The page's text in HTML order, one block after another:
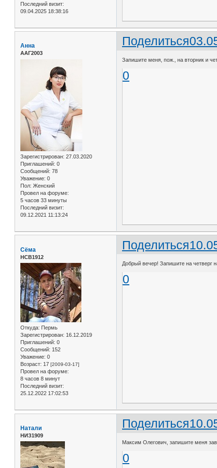
Последний визит:
09.04.2025 18:38:16
Поделиться
Анна
ААГ2003
Зарегистрирован: 27.03.2020
Приглашений: 0
Сообщений: 78
Уважение: 0
Пол: Женский
Провел на форуме:
5 часов 33 минуты
Последний визит:
09.12.2021 11:13:24
Запишите меня, пож., на вторник и
0
Поделиться
Сёма
НСВ1912
Откуда: Пермь
Зарегистрирован: 16.12.2019
Приглашений: 0
Сообщений: 152
Уважение: 0
Возраст: 17 [2009-03-17]
Провел на форуме:
8 часов 8 минут
Последний визит:
25.12.2022 17:02:53
Добрый вечер! Запишите на четверг
0
Поделиться
Натали
НИЗ1909
Максим Олегович, запишите меня
0